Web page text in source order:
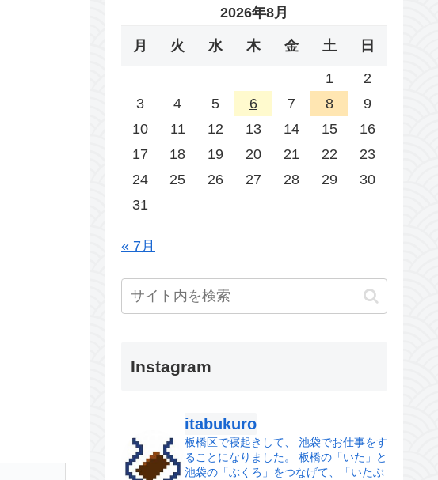
2026年8月
月 火 水 木 金 土 日
1
2
3
4 5 6 7 8
9
10
11 12 13 14 15
16
17
18 19 20 21 22
23
24
25 26 27 28 29
30
31
« 7月
Instagram
itabukuro
板橋区で寝起きして、
池袋でお仕事をす
ることになりました。
板橋の「いた」と
池袋の「ぶくろ」をつなげて、「いたぶ